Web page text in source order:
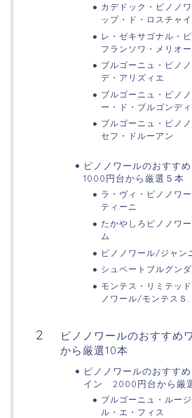
カデドック・ピノノ
ップ・ド・ロスチャ
レ・ゼキサゴナル・
フランソワ・メリオー
ブルゴーニュ・ピノ
デ・アリズィエ
ブルゴーニュ・ピノ
ー・ド・ブルゴンディ
ブルゴーニュ・ピノ
セフ・ドルーアン
ピノノワールのおすす
1000円台から厳選５本
ラ・ヴィ・ピノノワ
ティーニ
たかやしろピノノワ
ム
ピノノワール/ジャン
シュペートブルグン
モンテス・リミテッ
ノワール/モンテスＳ.
ピノノワールのおすす
から厳選10本
ピノノワールのおすす
イン 2000円台から厳
ブルゴーニュ・ルー
ル・エ・フィス